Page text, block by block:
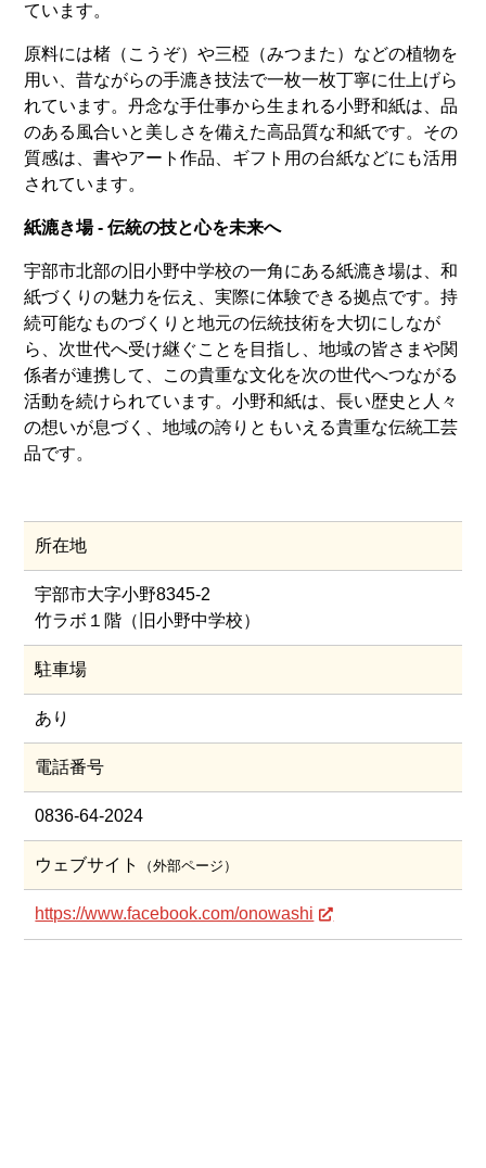
ています。
原料には楮（こうぞ）や三椏（みつまた）などの植物を
用い、昔ながらの手漉き技法で一枚一枚丁寧に仕上げら
れています。丹念な手仕事から生まれる小野和紙は、品
のある風合いと美しさを備えた高品質な和紙です。その
質感は、書やアート作品、ギフト用の台紙などにも活用
されています。
紙漉き場 - 伝統の技と心を未来へ
宇部市北部の旧小野中学校の一角にある紙漉き場は、和
紙づくりの魅力を伝え、実際に体験できる拠点です。持
続可能なものづくりと地元の伝統技術を大切にしなが
ら、次世代へ受け継ぐことを目指し、地域の皆さまや関
係者が連携して、この貴重な文化を次の世代へつながる
活動を続けられています。小野和紙は、長い歴史と人々
の想いが息づく、地域の誇りともいえる貴重な伝統工芸
品です。
所在地
宇部市大字小野8345-2
竹ラボ１階（旧小野中学校）
駐車場
あり
電話番号
0836-64-2024
ウェブサイト （外部ページ）
https://www.facebook.com/onowashi